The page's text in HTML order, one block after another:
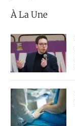
À La Une